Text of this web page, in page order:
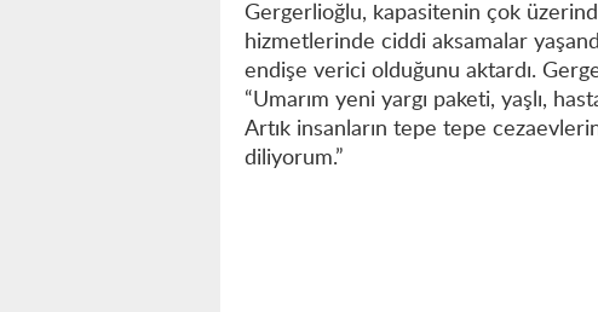
Gergerlioğlu, kapasitenin çok
hizmetlerinde ciddi aksamalar
endişe verici olduğunu aktardı.
“Umarım yeni yargı paketi, yaşlı,
Artık insanların tepe tepe
diliyorum.”